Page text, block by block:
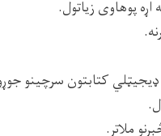
پوهاوی زیاتول.
او ډیجیټلي کتابتون سرچینو
ملاتړ.